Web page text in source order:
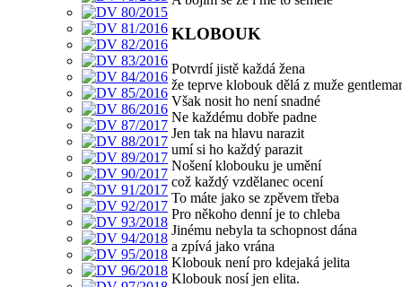
KLOBOUK
Potvrdí jistě každá žena
že teprve klobouk dělá z muže
Však nosit ho není snadné
Ne každému dobře padne
Jen tak na hlavu narazit
umí si ho každý parazit
Nošení klobouku je umění
což každý vzdělanec ocení
To máte jako se zpěvem třeba
Pro někoho denní je to chleba
Jinému nebyla ta schopnost dána
a zpívá jako vrána
Klobouk není pro kdejaká jelita
Klobouk nosí jen elita.